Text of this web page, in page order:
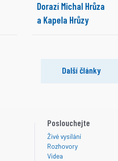
Dorazí Michal Hrůza
a Kapela Hrůzy
Další články
Poslouchejte
Živé vysílání
Rozhovory
Videa